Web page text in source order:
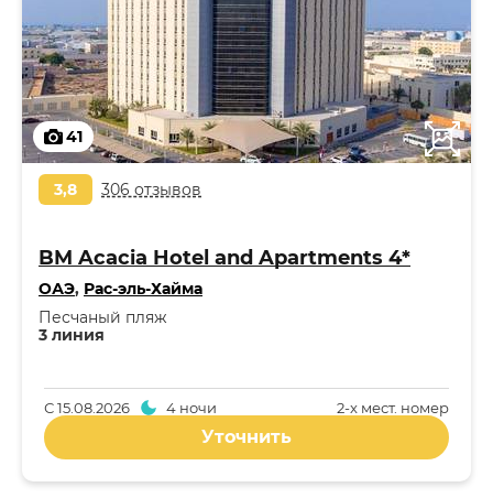
41
3,8 306 отзывов
BM Acacia Hotel and Apartments 4*
ОАЭ, Рас-эль-Хайма
3 линия
Песчаный пляж
2-x мест. номер
С15.08.2026 4 ночи
Уточнить